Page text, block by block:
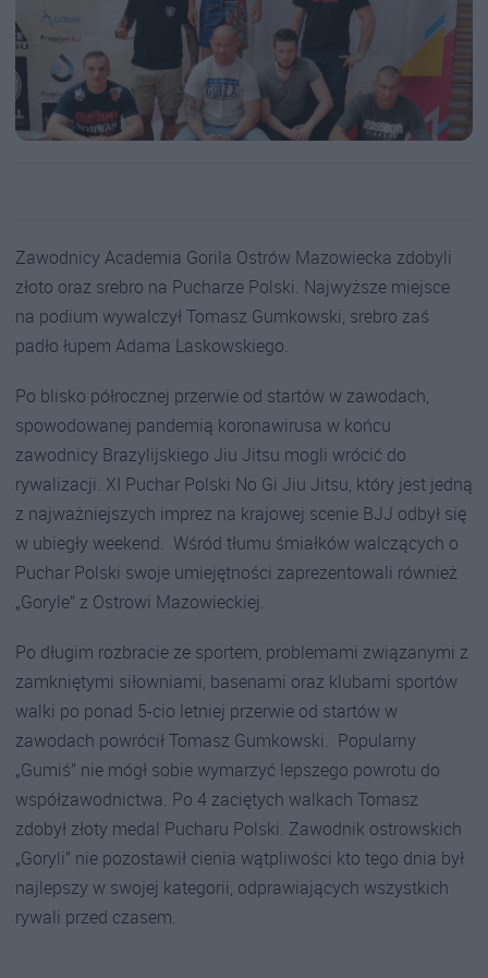
Zawodnicy Academia Gorila Ostrów Mazowiecka zdobyli
złoto oraz srebro na Pucharze Polski. Najwyższe miejsce
na podium wywalczył Tomasz Gumkowski, srebro zaś
padło łupem Adama Laskowskiego.
Po blisko półrocznej przerwie od startów w zawodach,
spowodowanej pandemią koronawirusa w końcu
zawodnicy Brazylijskiego Jiu Jitsu mogli wrócić do
rywalizacji. XI Puchar Polski No Gi Jiu Jitsu, który jest jedną
z najważniejszych imprez na krajowej scenie BJJ odbył się
w ubiegły weekend. Wśród tłumu śmiałków walczących o
Puchar Polski swoje umiejętności zaprezentowali również
„Goryle” z Ostrowi Mazowieckiej.
Po długim rozbracie ze sportem, problemami związanymi z
zamkniętymi siłowniami, basenami oraz klubami sportów
walki po ponad 5-cio letniej przerwie od startów w
zawodach powrócił Tomasz Gumkowski. Popularny
„Gumiś” nie mógł sobie wymarzyć lepszego powrotu do
współzawodnictwa. Po 4 zaciętych walkach Tomasz
zdobył złoty medal Pucharu Polski. Zawodnik ostrowskich
„Goryli” nie pozostawił cienia wątpliwości kto tego dnia był
najlepszy w swojej kategorii, odprawiających wszystkich
rywali przed czasem.